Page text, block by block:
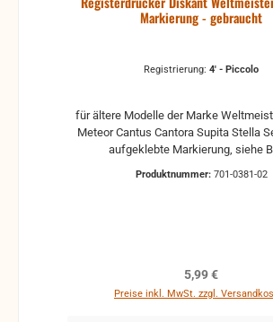
Markierung - gebraucht
Registrierung: 4' - Piccolo
für ältere Modelle der Marke Weltmeister wie
Meteor Cantus Cantora Supita Stella Serino … mit
aufgeklebte Markierung, siehe
Produktnummer: 701-0381-02
Regulärer Preis:
5,99 €
Preise inkl. MwSt. zzgl.